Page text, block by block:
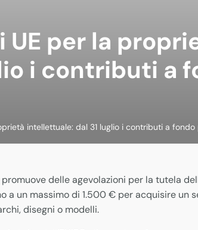
UE per la
i contributi a
intellettuale: dal 31 luglio i contributi a
promuove delle agevolazioni per la tutela
a un massimo di 1.500 € per acquisire
disegni o modelli.